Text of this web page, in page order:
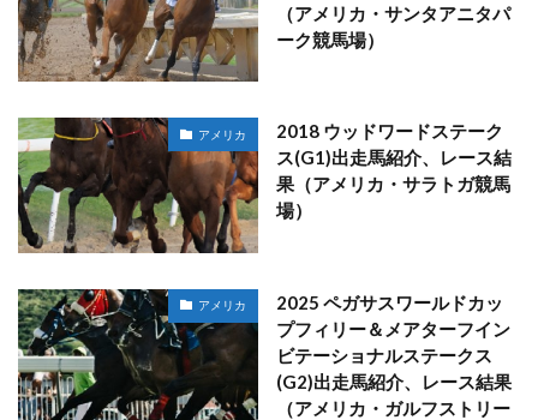
（アメリカ・サンタアニタパ
ーク競馬場）
アメリカ
2018 ウッドワードステーク
ス(G1)出走馬紹介、レース結
果（アメリカ・サラトガ競馬
場）
アメリカ
2025 ペガサスワールドカッ
プフィリー＆メアターフイン
ビテーショナルステークス
(G2)出走馬紹介、レース結果
（アメリカ・ガルフストリー